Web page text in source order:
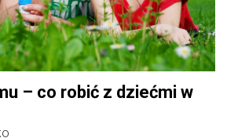
– co robić z dziećmi w